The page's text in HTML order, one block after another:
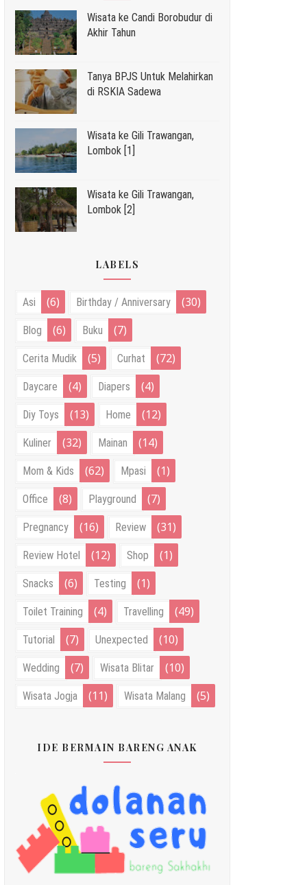
Wisata ke Candi Borobudur di
Akhir Tahun
Tanya BPJS Untuk Melahirkan
di RSKIA Sadewa
Wisata ke Gili Trawangan,
Lombok [1]
Wisata ke Gili Trawangan,
Lombok [2]
LABELS
Asi (6) Birthday / Anniversary (30)
Blog (6) Buku (7)
Cerita Mudik (5) Curhat (72)
Daycare (4) Diapers (4)
Diy Toys (13) Home (12)
Kuliner (32) Mainan (14)
Mom & Kids (62) Mpasi (1)
Office (8) Playground (7)
Pregnancy (16) Review (31)
Review Hotel (12) Shop (1)
Snacks (6) Testing (1)
Toilet Training (4) Travelling (49)
Tutorial (7) Unexpected (10)
Wedding (7) Wisata Blitar (10)
Wisata Jogja (11) Wisata Malang (5)
IDE BERMAIN BARENG ANAK